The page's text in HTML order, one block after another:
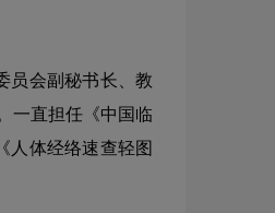
员会副秘书长、教
一直担任《中国临
人体经络速查轻图